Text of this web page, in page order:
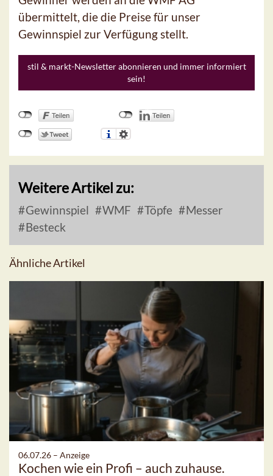
übermittelt, die die Preise für unser
Gewinnspiel zur Verfügung stellt.
stil & markt-Newsletter abonnieren und immer informiert
sein!
Weitere Artikel zu:
Gewinnspiel WMF Töpfe
Messer
Besteck
Ähnliche Artikel
06.07.26 – Anzeige
Kochen wie ein Profi – auch zuhause.